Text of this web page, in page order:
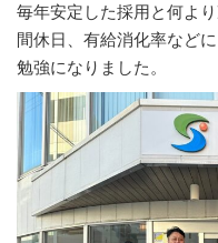
毎年安定した採用と何よ
間休日、有給消化率など
勉強になりました。